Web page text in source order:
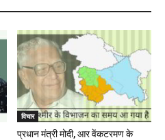
विचार
प्रधान मंत्री मोदी, आर वेंकटरमण के